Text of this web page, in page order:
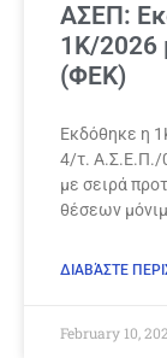
ΑΣΕΠ:
1Κ/2026
(ΦΕΚ)
Εκδόθηκε η
4/τ. Α.Σ.Ε.Π./
με σειρά
θέσεων
ΔΙΑΒΆΣΤΕ
February 10,